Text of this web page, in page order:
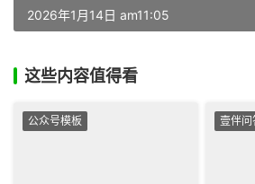
2026年1月14日 am11:05
这些内容值得看
公众号模板 壹伴问